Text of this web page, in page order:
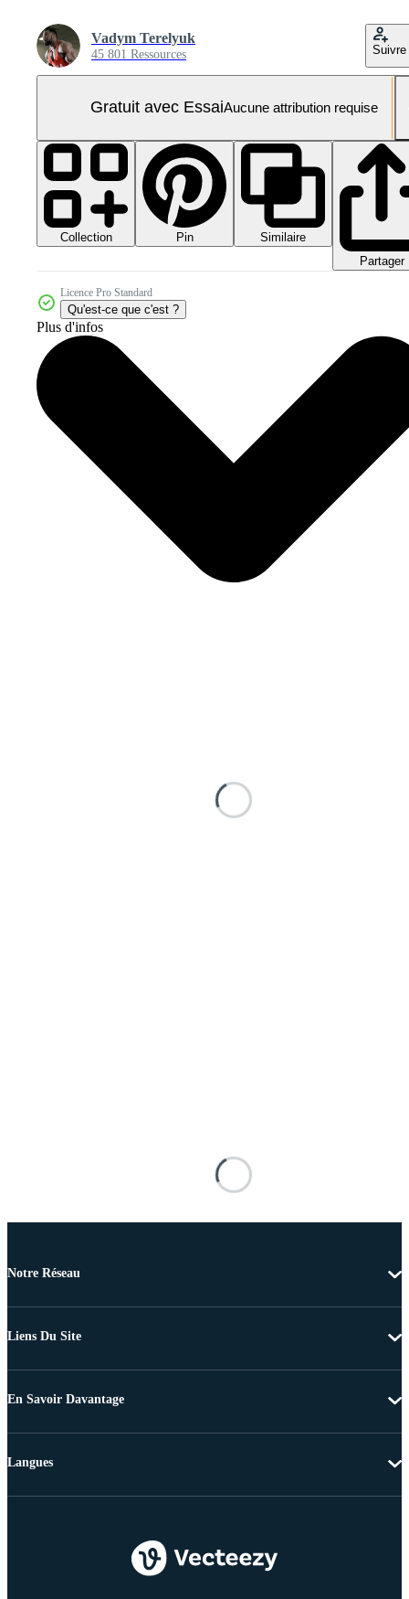
Vadym Terelyuk
45 801 Ressources Suivre
Gratuit avec EssaiAucune attribution requise
Collection Pin
Similaire
Partager
Licence Pro Standard
Qu'est-ce que c'est ?
Plus d'infos
Notre Réseau
Liens Du Site
En Savoir Davantage
Langues